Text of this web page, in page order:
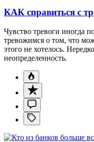
КАК справиться с
Чувство тревоги иногда
тревожимся о том, что
этого не хотелось.
неопределенность.